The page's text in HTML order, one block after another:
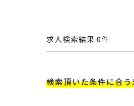
求人検索結果 0件
検索頂いた条件に合